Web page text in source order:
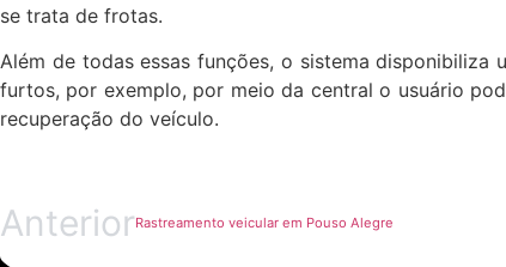
se trata de frotas.
Além de todas essas funções, o sistema
furtos, por exemplo, por meio da central o usuário
recuperação do veículo.
AnteriorRastreamento veicular em Pouso Alegre